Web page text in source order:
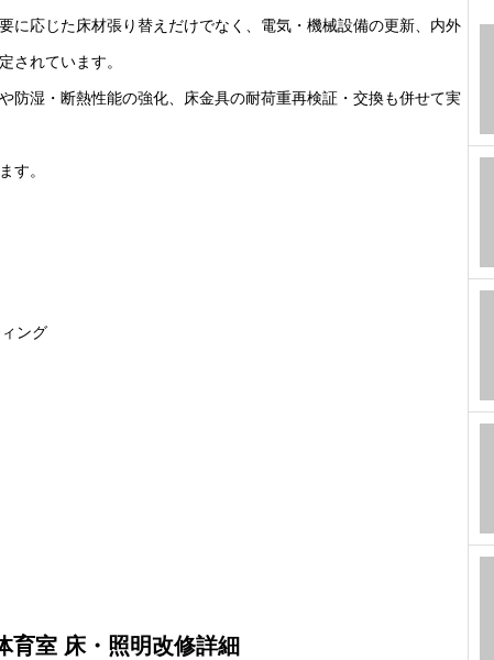
に応じた床材張り替えだけでなく、電気・機械設備の更新、内外
されています。
防湿・断熱性能の強化、床金具の耐荷重再検証・交換も併せて実
す。
ング
育室 床・照明改修詳細